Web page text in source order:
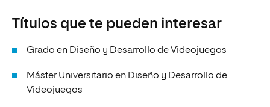
Títulos que te pueden interesar
Grado en Diseño y Desarrollo de Videojuegos
Máster Universitario en Diseño y Desarrollo de
Videojuegos